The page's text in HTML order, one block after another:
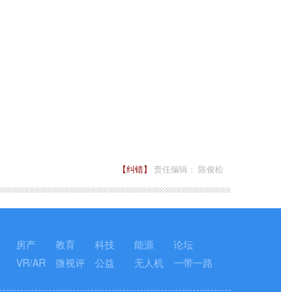
【纠错】 责任编辑： 陈俊松
房产 教育 科技 能源
论坛
VR/AR 微视评 公益 无人机 一带一路